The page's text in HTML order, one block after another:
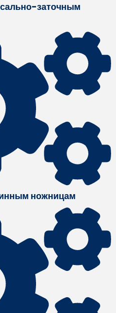
заточным
ножницам